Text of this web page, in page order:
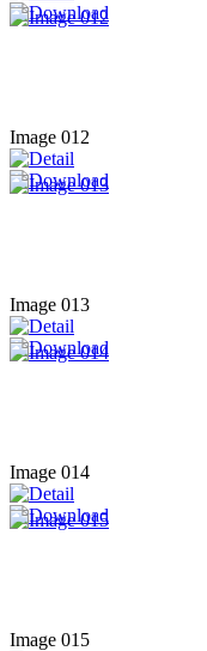
Image 012
Image 013
Image 014
Image 015